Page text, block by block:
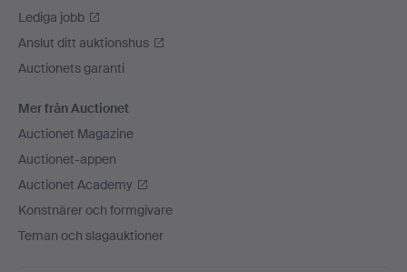
Lediga jobb
Anslut ditt auktionshus
Auctionets garanti
Mer från Auctionet
Auctionet Magazine
Auctionet-appen
Auctionet Academy
Konstnärer och formgivare
Teman och slagauktioner